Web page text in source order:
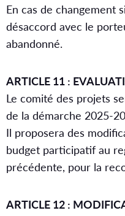
En cas de changement
désaccord avec le
abandonné.
ARTICLE 11 :
Le comité des projets
de la démarche 2025-
Il proposera des
budget participatif au
précédente, pour la
ARTICLE 12 :